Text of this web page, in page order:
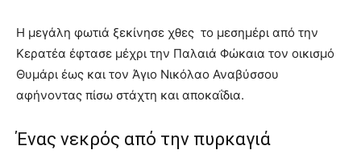
Η μεγάλη φωτιά ξεκίνησε χθες το μεσημέρι από την
Κερατέα έφτασε μέχρι την Παλαιά Φώκαια τον οικισμό
Θυμάρι έως και τον Άγιο Νικόλαο Αναβύσσου
αφήνοντας πίσω στάχτη και αποκαΐδια.
Ένας νεκρός από την πυρκαγιά